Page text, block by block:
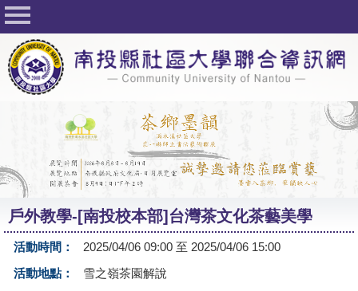
回首頁
關於社大
公佈欄
活動花絮
課程一覽表
志工與社團
戶外教學-[南投校本部]台灣茶文化茶藝美學
活動時間：
2025/04/06 09:00 至 2025/04/06 15:00
活動地點：
雪之嶺茶園解說